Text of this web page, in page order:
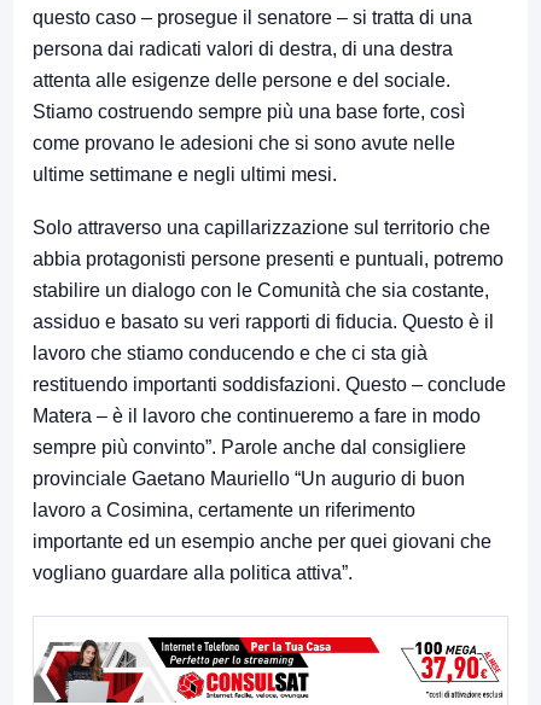
questo caso – prosegue il senatore – si tratta di una
persona dai radicati valori di destra, di una destra
attenta alle esigenze delle persone e del sociale.
Stiamo costruendo sempre più una base forte, così
come provano le adesioni che si sono avute nelle
ultime settimane e negli ultimi mesi.
Solo attraverso una capillarizzazione sul territorio che
abbia protagonisti persone presenti e puntuali, potremo
stabilire un dialogo con le Comunità che sia costante,
assiduo e basato su veri rapporti di fiducia. Questo è il
lavoro che stiamo conducendo e che ci sta già
restituendo importanti soddisfazioni. Questo – conclude
Matera – è il lavoro che continueremo a fare in modo
sempre più convinto”. Parole anche dal consigliere
provinciale Gaetano Mauriello “Un augurio di buon
lavoro a Cosimina, certamente un riferimento
importante ed un esempio anche per quei giovani che
vogliano guardare alla politica attiva”.